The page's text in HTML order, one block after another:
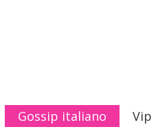
Gossip italiano Vip